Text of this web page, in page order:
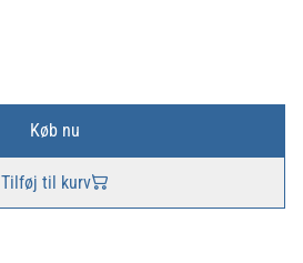
Køb nu
Tilføj til kurv